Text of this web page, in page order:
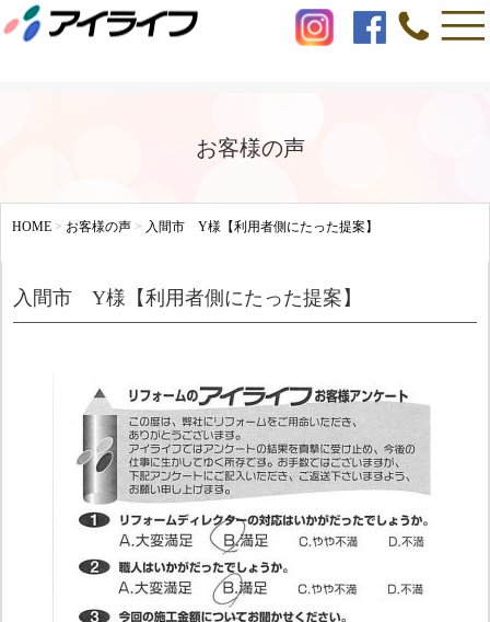
お客様の声
HOME > お客様の声 > 入間市 Y様【利用者側にたった提案】
入間市 Y様【利用者側にたった提案】